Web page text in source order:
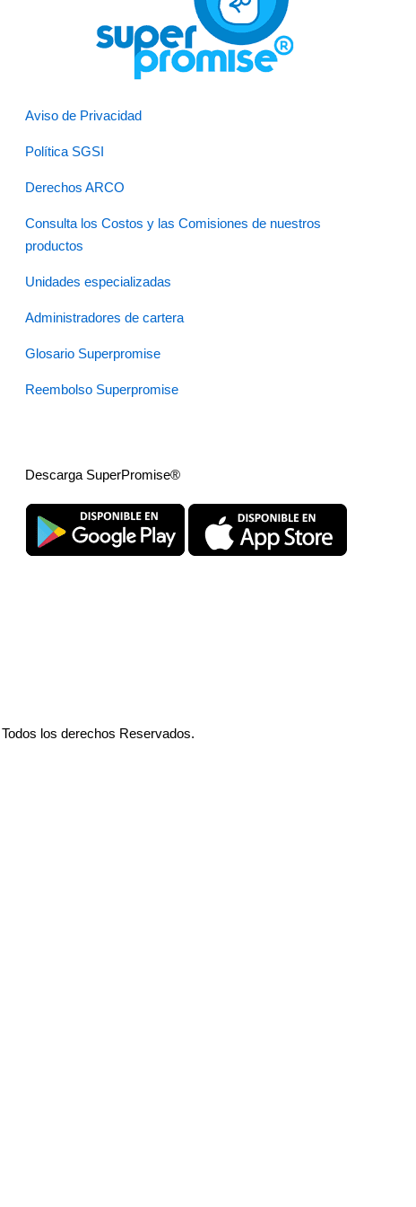
Aviso de Privacidad
Política SGSI
Derechos ARCO
Consulta los Costos y las Comisiones de nuestros
productos
Unidades especializadas
Administradores de cartera
Glosario Superpromise
Reembolso Superpromise
Descarga SuperPromise®
los derechos Reservados.